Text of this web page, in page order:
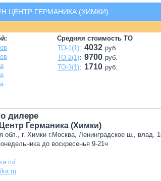
ЦЕНТР ГЕРМАНИКА (ХИМКИ)
Средняя стоимость ТО
ТО-1(1): 4032 руб.
ТО-2(1): 9700 руб.
ТО-3(1): 1710 руб.
дилере
Германика (Химки)
обл., г. Химки г.Москва, Ленинградское ш., влад.
до воскресенья 9-21ч